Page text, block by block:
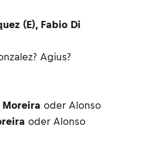
(E), Fabio Di
Agius?
Moreira oder Alonso
oder Alonso